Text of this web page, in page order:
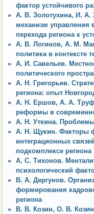
фактор устойчивого
А. В. Золотухина, И.
механизм
перехода региона к
А. В. Логинов, А. М.
политика в контексте
А. И. Савельев.
политического
А. Н. Григорьев.
региона: опыт
А. Н. Ершов, А. А.
реформы в
А. Н. Уткина.
А. Н. Щукин. Факторы
интеграционных
подкомплексе региона
А. С. Тихонов.
психологический
В. А. Дергунов.
формирования
региона
В. В. Козин, О. В.